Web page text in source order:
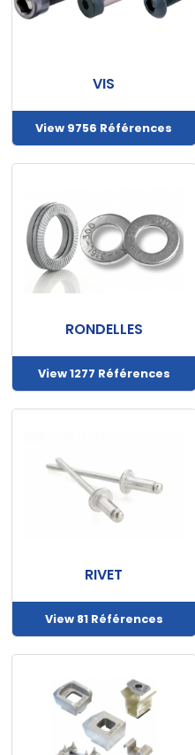
Nos
Nos
marques
techniques
Catalogue
Documentations
compte
Mon
panier
VIS
View 9756 Références
RONDELLES
View 1277 Références
RIVET
View 81 Références